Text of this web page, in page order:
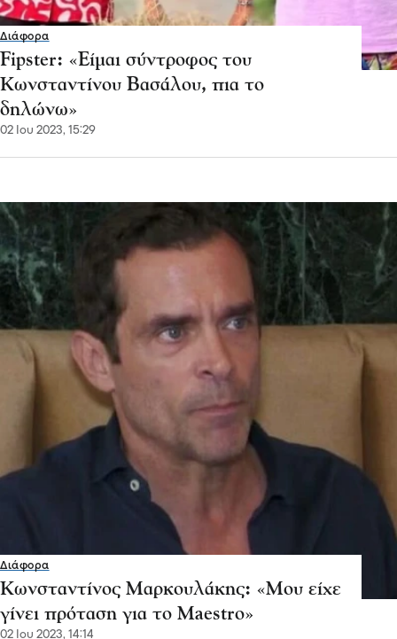
Διάφορα
Fipster: «Είμαι σύντροφος του
Κωνσταντίνου Βασάλου, πια το
δηλώνω»
02 Ιου 2023, 15:29
Διάφορα
Κωνσταντίνος Μαρκουλάκης: «Μου είχε
γίνει πρόταση για το Maestro»
02 Ιου 2023, 14:14